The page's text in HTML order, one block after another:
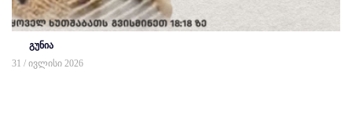
გუნია
31 / ივლისი 2026